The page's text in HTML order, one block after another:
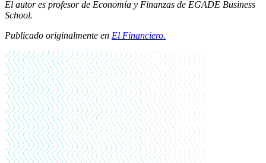
El autor es profesor de Economía y Finanzas de EGADE Business
School.
Publicado originalmente en El Financiero.